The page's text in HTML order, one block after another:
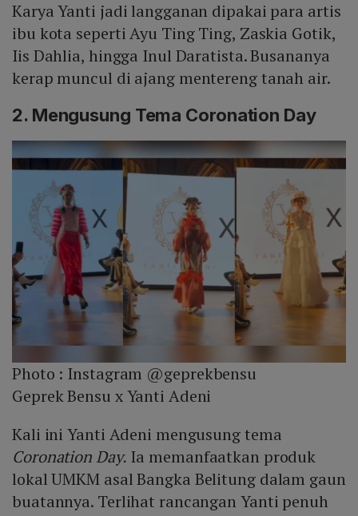
Karya Yanti jadi langganan dipakai para artis
ibu kota seperti Ayu Ting Ting, Zaskia Gotik,
Iis Dahlia, hingga Inul Daratista. Busananya
kerap muncul di ajang mentereng tanah air.
2. Mengusung Tema Coronation Day
Photo : Instagram @geprekbensu
Geprek Bensu x Yanti Adeni
Kali ini Yanti Adeni mengusung tema
Coronation Day. Ia memanfaatkan produk
lokal UMKM asal Bangka Belitung dalam gaun
buatannya. Terlihat rancangan Yanti penuh